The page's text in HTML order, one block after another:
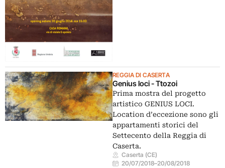
REGGIA DI CASERTA
Genius loci - Ttozoi
Prima mostra del progetto
artistico GENIUS LOCI.
Location d’eccezione sono gli
appartamenti storici del
Settecento della Reggia di
Caserta.
Caserta (CE)
20/07/2018–20/08/2018